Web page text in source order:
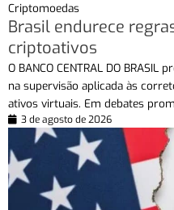
Criptomoedas
Brasil endurece
criptoativos
O BANCO CENTRAL DO
na supervisão aplicada às
ativos virtuais. Em debates
3 de agosto de 2026